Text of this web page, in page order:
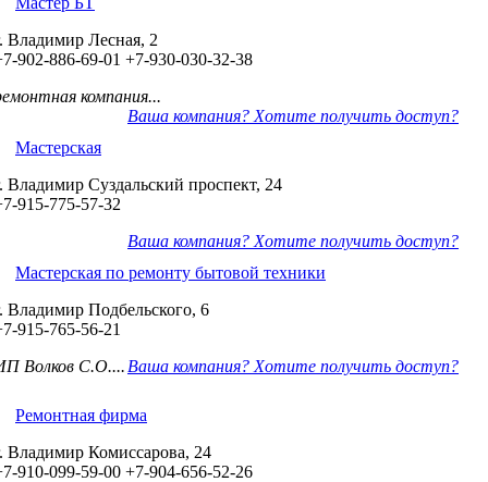
Владимир Лесная, 2
902-886-69-01 +7-930-030-32-38
компания...
Ваша компания? Хотите получить доступ?
Мастерская
Владимир Суздальский проспект, 24
915-775-57-32
Ваша компания? Хотите получить доступ?
Мастерская по ремонту бытовой техники
Владимир Подбельского, 6
915-765-56-21
Волков С.О.... Ваша компания? Хотите получить доступ?
Ремонтная фирма
Владимир Комиссарова, 24
910-099-59-00 +7-904-656-52-26